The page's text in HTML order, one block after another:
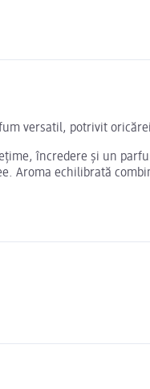
versatil, potrivit
încredere și un
echilibrată